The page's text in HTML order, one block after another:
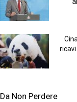
Da Non Perdere